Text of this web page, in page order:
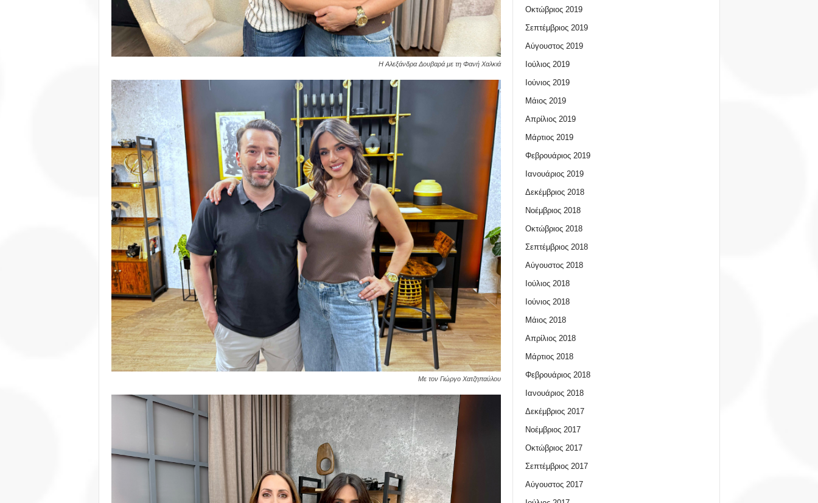
Η Αλεξάνδρα Δουβαρά με τη Φανή Χαλκιά
Με τον Γιώργο Χατζηπαύλου
Οκτώβριος 2019
Σεπτέμβριος 2019
Αύγουστος 2019
Ιούλιος 2019
Ιούνιος 2019
Μάιος 2019
Απρίλιος 2019
Μάρτιος 2019
Φεβρουάριος 2019
Ιανουάριος 2019
Δεκέμβριος 2018
Νοέμβριος 2018
Οκτώβριος 2018
Σεπτέμβριος 2018
Αύγουστος 2018
Ιούλιος 2018
Ιούνιος 2018
Μάιος 2018
Απρίλιος 2018
Μάρτιος 2018
Φεβρουάριος 2018
Ιανουάριος 2018
Δεκέμβριος 2017
Νοέμβριος 2017
Οκτώβριος 2017
Σεπτέμβριος 2017
Αύγουστος 2017